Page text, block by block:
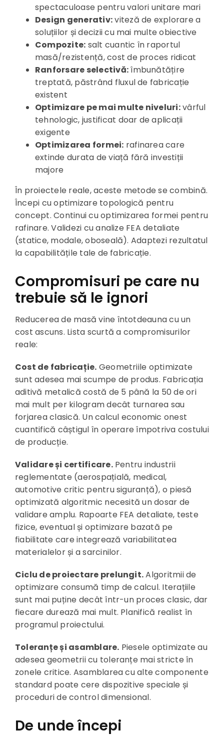
spectaculoase pentru valori unitare mari
Design generativ:viteză de explorare a
soluțiilor și decizii cu mai multe obiective
Compozite: salt cuantic în raportul
masă/rezistență, cost de proces ridicat
Ranforsare selectivă:îmbunătățire
treptată, păstrând fluxul de fabricație
existent
Optimizare pe mai multe niveluri:vârful
tehnologic, justificat doar de aplicații
exigente
Optimizarea formei: rafinarea care
extinde durata de viață fără investiții
majore
În proiectele reale, aceste metode se combină.
Începi cu optimizare topologică pentru
concept. Continui cu optimizarea formei pentru
rafinare. Validezi cu analize FEA detaliate
(statice, modale, oboseală). Adaptezi rezultatul
la capabilitățile tale de fabricație.
Compromisuri pe care nu
trebuie să le ignori
Reducerea de masă vine întotdeauna cu un
cost ascuns. Lista scurtă a compromisurilor
reale:
Cost de fabricație. Geometriile optimizate
sunt adesea mai scumpe de produs. Fabricația
aditivă metalică costă de 5 până la 50 de ori
mai mult per kilogram decât turnarea sau
forjarea clasică. Un calcul economic onest
cuantifică câștigul în operare împotriva costului
de producție.
Validare și certificare.Pentru industrii
reglementate (aerospațială, medical,
automotive critic pentru siguranță), o piesă
optimizată algoritmic necesită un dosar de
validare amplu. Rapoarte FEA detaliate, teste
fizice, eventual și optimizare bazată pe
fiabilitate care integrează variabilitatea
materialelor și a sarcinilor.
Ciclu de proiectare prelungit.Algoritmii de
optimizare consumă timp de calcul. Iterațiile
sunt mai puține decât într-un proces clasic, dar
fiecare durează mai mult. Planifică realist în
programul proiectului.
Toleranțe și asamblare. Piesele optimizate au
adesea geometrii cu toleranțe mai stricte în
zonele critice. Asamblarea cu alte componente
standard poate cere dispozitive speciale și
proceduri de control dimensional.
De unde începi